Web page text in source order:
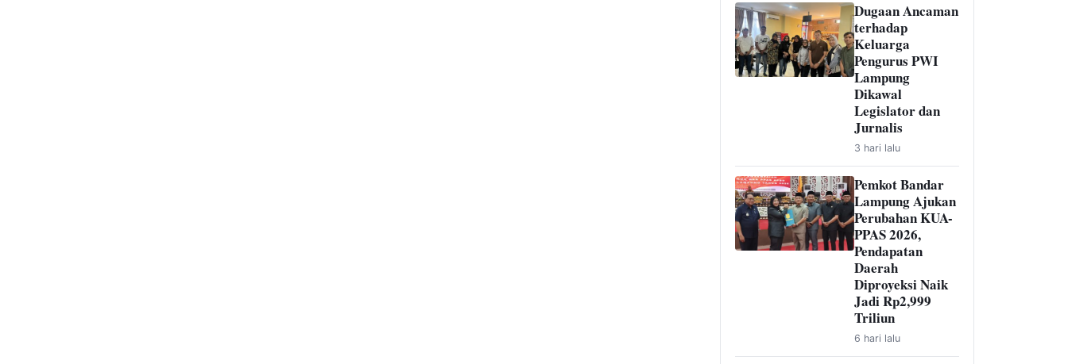
Dugaan Ancaman
terhadap
Keluarga
Pengurus PWI
Lampung
Dikawal
Legislator dan
Jurnalis
3 hari lalu
Pemkot Bandar
Lampung Ajukan
Perubahan KUA-
PPAS 2026,
Pendapatan
Daerah
Diproyeksi Naik
Jadi Rp2,999
Triliun
6 hari lalu